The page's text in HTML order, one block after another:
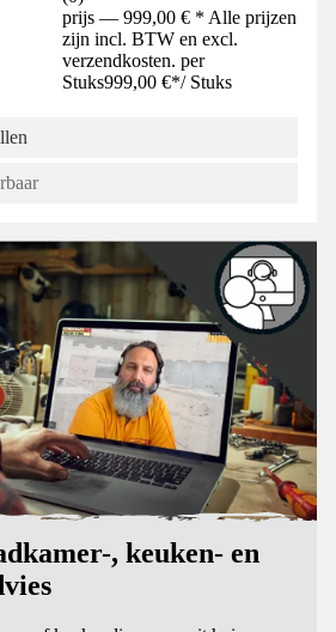
prijs — 999,00 € * Alle prijzen
zijn incl. BTW en excl.
verzendkosten. per
Stuks999,00 €*/ Stuks
, keuken- en